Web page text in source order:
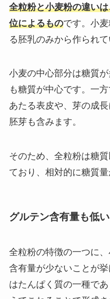
全粒粉と小麦粉の違い
位によるものです。小
る胚乳のみから作られて
小麦の中心部分は糖質
も糖質が中心です。一
あたる表皮や、芽の成
胚芽も含みます。
そのため、全粒粉は糖
ており、相対的に糖質量
グルテン含有量も低い
全粒粉の特徴の一つに
含有量が少ないことが
はたんぱく質の一種で